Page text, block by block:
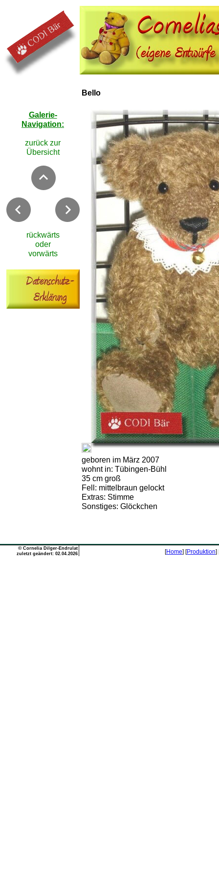
Galerie-
Navigation:
zurück zur
Übersicht
rückwärts
oder
vorwärts
Bello
geboren im März 2007
wohnt in: Tübingen-Bühl
35 cm groß
Fell: mittelbraun gelockt
Extras: Stimme
Sonstiges: Glöckchen
©Cornelia Dilger-Endrulat
zuletzt geändert: 02.04.2026
[Home] [Produktion]